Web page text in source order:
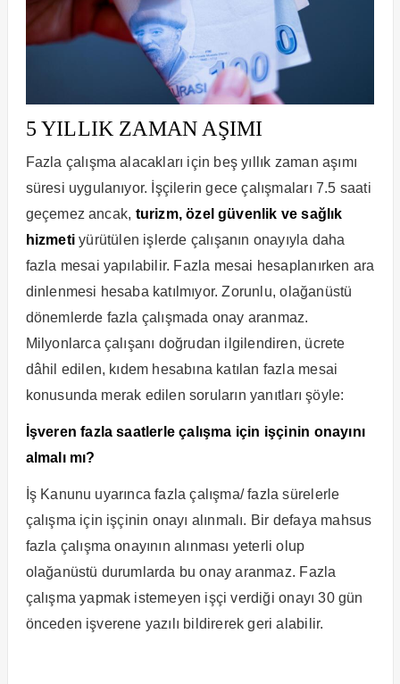
5 YILLIK ZAMAN AŞIMI
Fazla çalışma alacakları için beş yıllık zaman aşımı
süresi uygulanıyor. İşçilerin gece çalışmaları 7.5 saati
geçemez ancak, turizm, özel güvenlik ve sağlık
hizmetiyürütülen işlerde çalışanın onayıyla daha
fazla mesai yapılabilir. Fazla mesai hesaplanırken ara
dinlenmesi hesaba katılmıyor. Zorunlu, olağanüstü
dönemlerde fazla çalışmada onay aranmaz.
Milyonlarca çalışanı doğrudan ilgilendiren, ücrete
dâhil edilen, kıdem hesabına katılan fazla mesai
konusunda merak edilen soruların yanıtları şöyle:
İşveren fazla saatlerle çalışma için işçinin onayını
almalı mı?
İş Kanunu uyarınca fazla çalışma/ fazla sürelerle
çalışma için işçinin onayı alınmalı. Bir defaya mahsus
fazla çalışma onayının alınması yeterli olup
olağanüstü durumlarda bu onay aranmaz. Fazla
çalışma yapmak istemeyen işçi verdiği onayı 30 gün
önceden işverene yazılı bildirerek geri alabilir.